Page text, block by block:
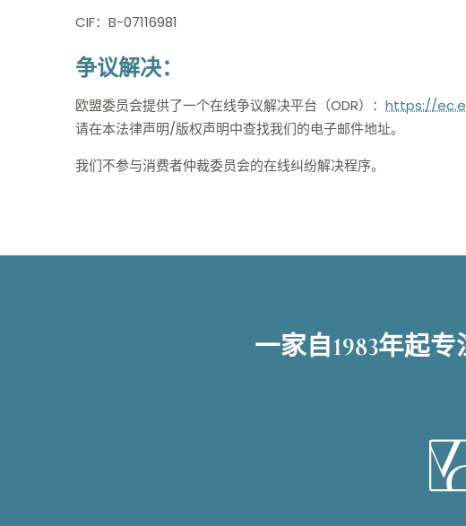
CIF：B-07116981
争议解决：
欧盟委员会提供了一个在线争议解决平台（ODR）： https://
请在本法律声明/版权声明中查找我们的电子邮件地址。
我们不参与消费者仲裁委员会的在线纠纷解决程序。
一家自1983年起